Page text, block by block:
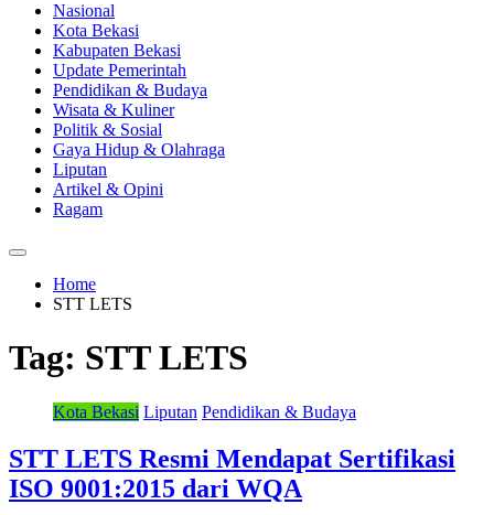
Nasional
Kota Bekasi
Kabupaten Bekasi
Update Pemerintah
Pendidikan & Budaya
Wisata & Kuliner
Politik & Sosial
Gaya Hidup & Olahraga
Liputan
Artikel & Opini
Ragam
Home
STT LETS
Tag: STT LETS
Kota Bekasi Liputan Pendidikan & Budaya
STT LETS Resmi Mendapat Sertifikasi
ISO 9001:2015 dari WQA